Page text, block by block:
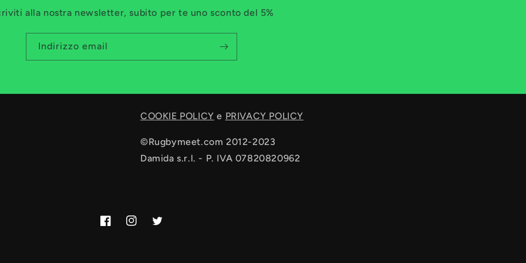
alla nostra newsletter, subito per te uno sconto del 5%
Indirizzo email
COOKIE POLICY e PRIVACY POLICY
©Rugbymeet.com 2012-2023
Damida s.r.l. - P. IVA 07820820962
FacebookInstagramTwitter